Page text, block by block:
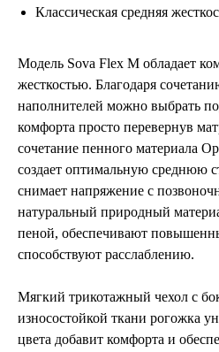
Классическая средняя
Модель Sova Flex M обладает
жесткостью. Благодаря
наполнителей можно выбрать
комфорта просто перевернув
сочетание пенного материала
создает оптимальную среднюю
снимает напряжение с
натуральный природный
пеной, обеспечивают
способствуют расслаблению.
Мягкий трикотажный чехол с
износостойкой ткани рогожка
цвета добавит комфорта и